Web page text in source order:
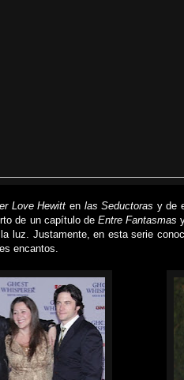
Love Hewitt en las Seductoras y de
de un capítulo de Entre Fantasmas
luz. Justamente, en esta serie
encantos.